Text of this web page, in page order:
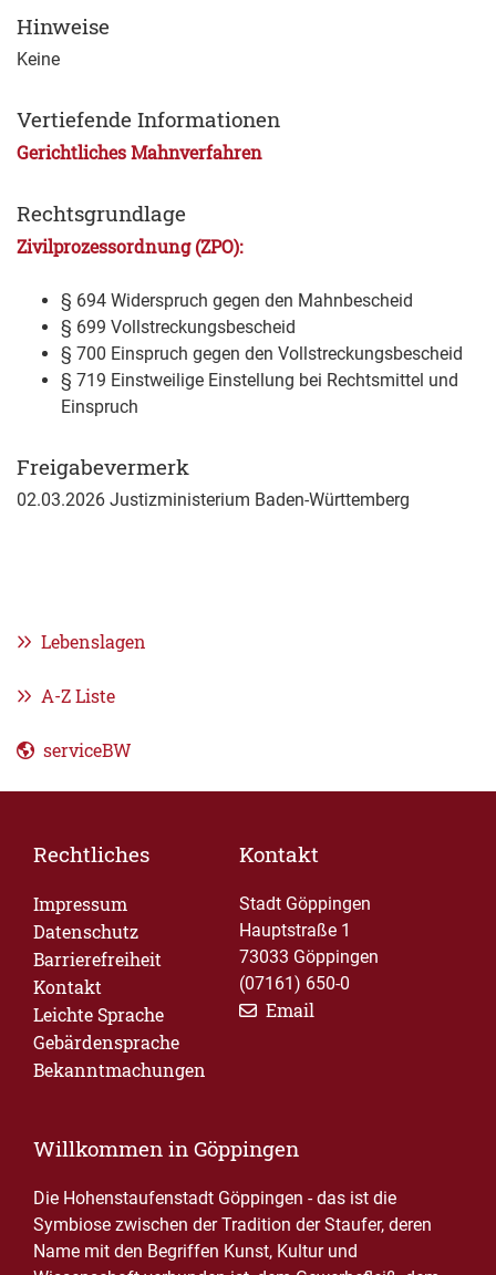
Hinweise
Keine
Vertiefende Informationen
Gerichtliches Mahnverfahren
Rechtsgrundlage
Zivilprozessordnung (ZPO):
§ 694 Widerspruch gegen den Mahnbescheid
§ 699 Vollstreckungsbescheid
§ 700 Einspruch gegen den Vollstreckungsbescheid
§ 719 Einstweilige Einstellung bei Rechtsmittel und
Einspruch
Freigabevermerk
02.03.2026 Justizministerium Baden-Württemberg
Lebenslagen
A-Z Liste
serviceBW
Rechtliches
Impressum
Datenschutz
Barrierefreiheit
Kontakt
Leichte Sprache
Gebärdensprache
Bekanntmachungen
Kontakt
Stadt Göppingen
Hauptstraße 1
73033 Göppingen
(07161) 650-0
Email
Willkommen in Göppingen
Die Hohenstaufenstadt Göppingen - das ist die
Symbiose zwischen der Tradition der Staufer, deren
Name mit den Begriffen Kunst, Kultur und